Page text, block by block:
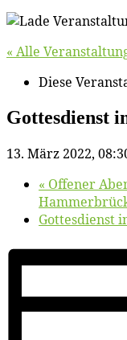
« Alle
Diese
Got­tes­dienst
13. März 2022,
« Of­fe­ner
Got­tes­dienst